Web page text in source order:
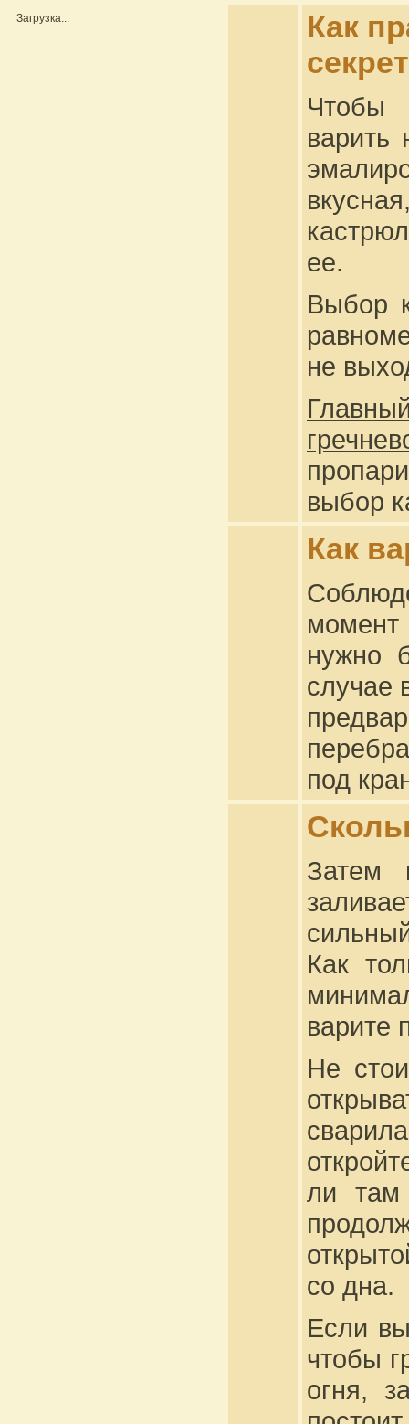
Загрузка...
Как
Чтобы
ее.
Выбор
не
выбор
Как
момент
нужно
случае
под
Затем
Как
варите
Не
ли там
со дна.
Если
чтобы
огня,